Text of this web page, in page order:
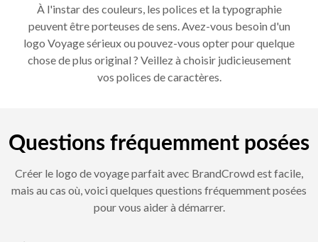
À l'instar des couleurs, les polices et la typographie
peuvent être porteuses de sens. Avez-vous besoin d'un
logo Voyage sérieux ou pouvez-vous opter pour quelque
chose de plus original ? Veillez à choisir judicieusement
vos polices de caractères.
Questions fréquemment posées
Créer le logo de voyage parfait avec BrandCrowd est facile,
mais au cas où, voici quelques questions fréquemment posées
pour vous aider à démarrer.